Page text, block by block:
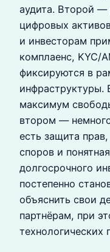
аудита. Второй —
цифровых
и инвесторам
комплаенс, KYC/
фиксируются в
инфраструктуры.
максимум
втором —
есть защита
споров и
долгосрочного
постепенно
объяснить свои
партнёрам, при
технологических